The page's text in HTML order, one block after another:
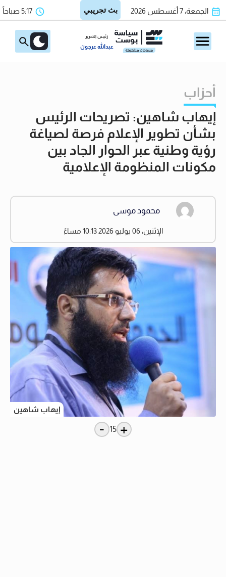
الجمعة، 7 أغسطس 2026 5:17 صباحاً
رئيس التحرير
عبدالله عرجون
أحزاب
إيهاب شاهين: تصريحات الرئيس
بشأن تطوير الإعلام فرصة لصياغة
رؤية وطنية عبر الحوار الجاد بين
مكونات المنظومة الإعلامية
محمود موسى
الإثنين، 06 يوليو 2026 10:13 مساءً
إيهاب شاهين
+
15
-